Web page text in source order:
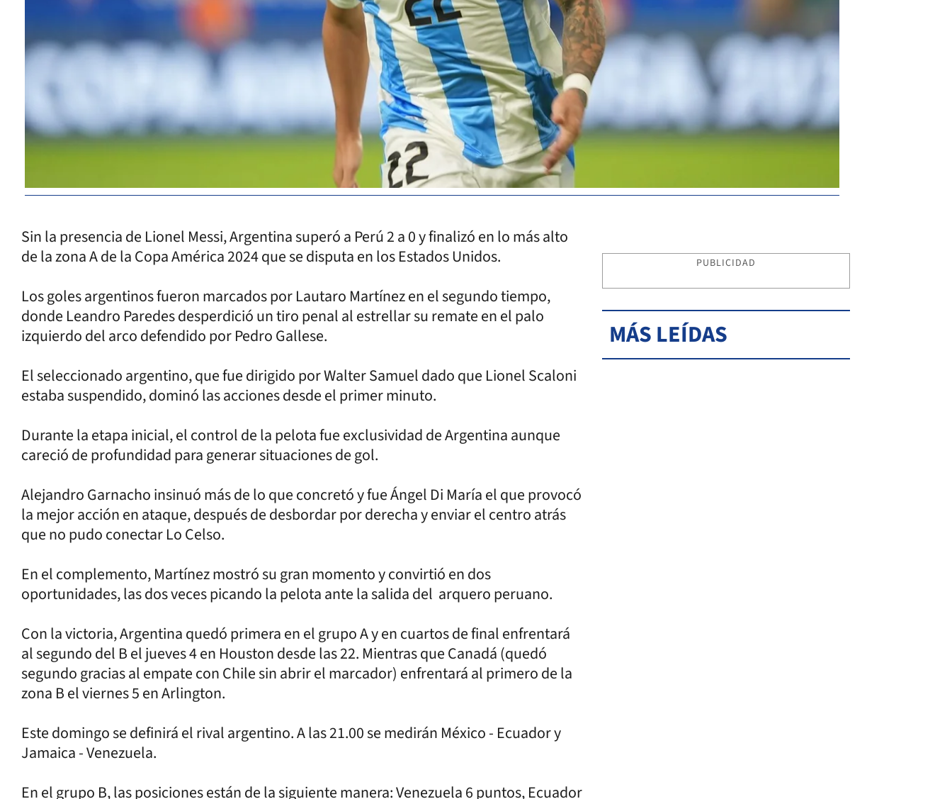
Sin la presencia de Lionel Messi, Argentina superó a Perú 2 a 0 y finalizó en lo más alto
de la zona A de la Copa América 2024 que se disputa en los Estados Unidos.
Los goles argentinos fueron marcados por Lautaro Martínez en el segundo tiempo,
donde Leandro Paredes desperdició un tiro penal al estrellar su remate en el palo
izquierdo del arco defendido por Pedro Gallese.
El seleccionado argentino, que fue dirigido por Walter Samuel dado que Lionel Scaloni
estaba suspendido, dominó las acciones desde el primer minuto.
Durante la etapa inicial, el control de la pelota fue exclusividad de Argentina aunque
careció de profundidad para generar situaciones de gol.
Alejandro Garnacho insinuó más de lo que concretó y fue Ángel Di María el que provocó
la mejor acción en ataque, después de desbordar por derecha y enviar el centro atrás
que no pudo conectar Lo Celso.
En el complemento, Martínez mostró su gran momento y convirtió en dos
oportunidades, las dos veces picando la pelota ante la salida del arquero peruano.
Con la victoria, Argentina quedó primera en el grupo A y en cuartos de final enfrentará
al segundo del B el jueves 4 en Houston desde las 22. Mientras que Canadá (quedó
segundo gracias al empate con Chile sin abrir el marcador) enfrentará al primero de la
zona B el viernes 5 en Arlington.
Este domingo se definirá el rival argentino. A las 21.00 se medirán México - Ecuador y
Jamaica - Venezuela.
En el grupo B, las posiciones están de la siguiente manera: Venezuela 6 puntos, Ecuador
PUBLICIDAD
MÁS LEÍDAS